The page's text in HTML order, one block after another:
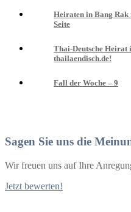
Heiraten in Bang
Seite
Thai-Deutsche
thailaendisch.de!
Fall der Woche – 9
Sagen Sie uns die
Wir freuen uns auf Ihre
Jetzt bewerten!